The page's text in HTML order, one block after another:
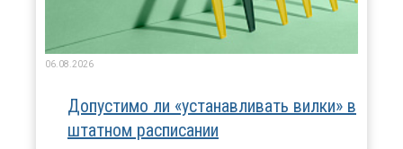
06.08.2026
Допустимо ли «устанавливать вилки» в
штатном расписании